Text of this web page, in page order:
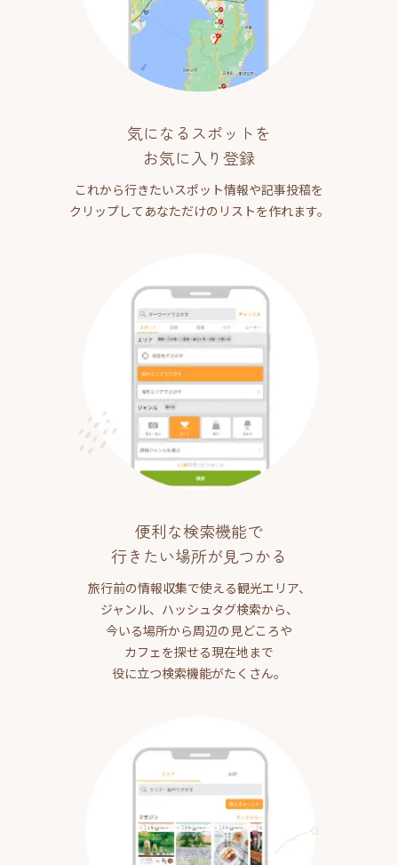
気になるスポットを
お気に入り登録
これから行きたいスポット情報や記事投稿を
クリップしてあなただけのリストを作れます。
便利な検索機能で
行きたい場所が見つかる
旅行前の情報収集で使える観光エリア、
ジャンル、ハッシュタグ検索から、
今いる場所から周辺の見どころや
カフェを探せる現在地まで
役に立つ検索機能がたくさん。